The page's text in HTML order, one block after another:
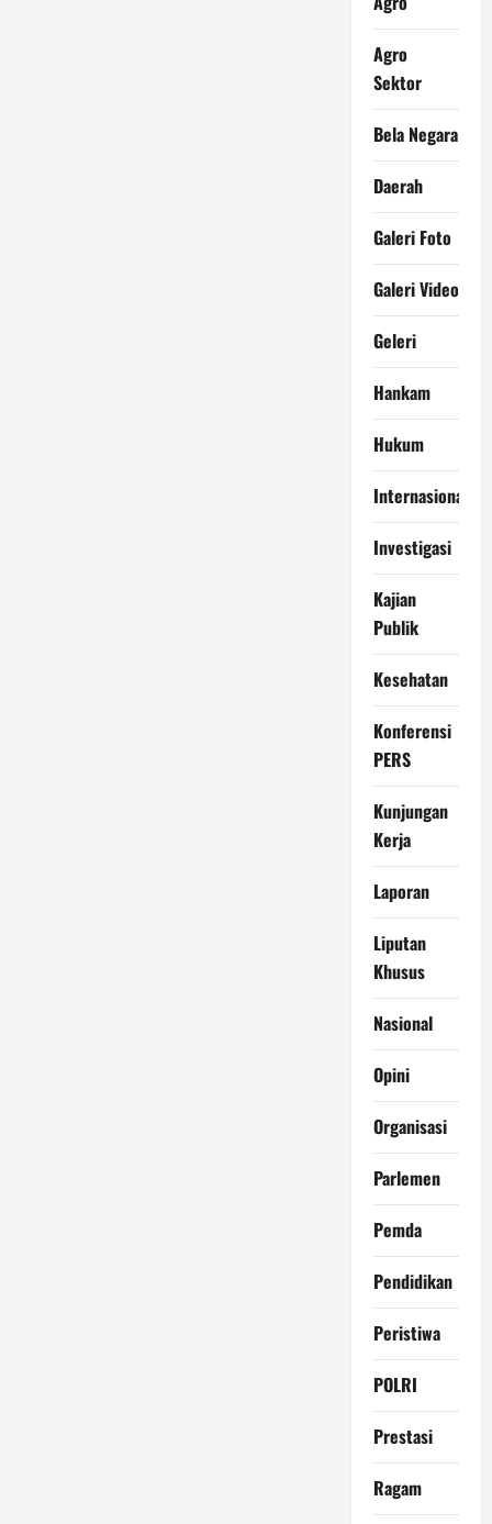
Agro
Sektor
Bela Negara
Daerah
Galeri Foto
Galeri Video
Geleri
Hankam
Hukum
Internasional
Investigasi
Kajian
Publik
Kesehatan
Konferensi
PERS
Kunjungan
Kerja
Laporan
Liputan
Khusus
Nasional
Opini
Organisasi
Parlemen
Pemda
Pendidikan
Peristiwa
POLRI
Prestasi
Ragam